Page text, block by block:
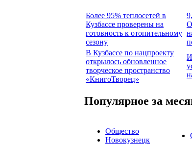
Более 95% теплосетей в
Кузбассе проверены на
готовность к отопительному
сезону
В Кузбассе по нацпроекту
открылось обновленное
творческое пространство
«КнигоТворец»
Популярное за
Общество
Новокузнецк